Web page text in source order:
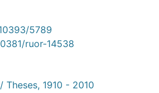
5789
ruor-14538
Theses, 1910 - 2010